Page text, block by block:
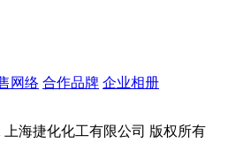
网络 合作品牌 企业相册
上海捷化化工有限公司 版权所有